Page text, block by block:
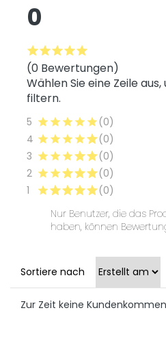
0
(0 Bewertungen)
Wählen Sie eine Zeile
filtern.
5
(0)
4
(0)
3
(0)
2
(0)
1
(0)
Nur Benutzer, die das
haben, können
Sortiere nach
Zur Zeit keine